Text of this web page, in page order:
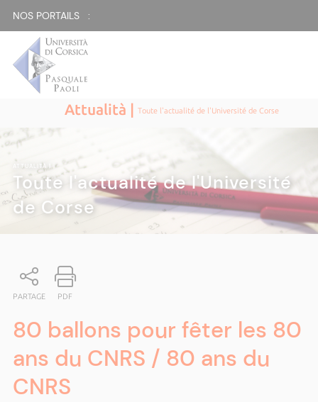
NOS PORTAILS :
Attualità |Toute l'actualité de l'Université de Corse
ATTUALITÀ|
Toute l'actualité de l'Université
de Corse
PARTAGE PDF
80 ballons pour fêter les 80
ans du CNRS / 80 ans du
CNRS